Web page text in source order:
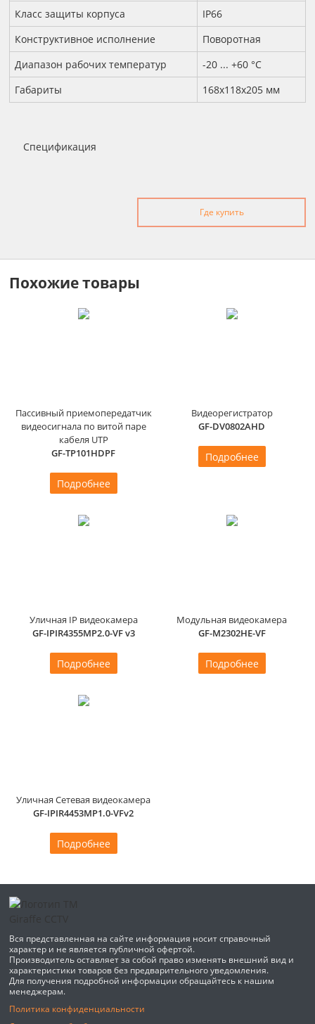
Класс защиты корпуса
IP66
Конструктивное исполнение
Поворотная
Диапазон рабочих температур
-20 ... +60 °С
Габариты
168х118х205 мм
Спецификация
Где купить
Похожие товары
Пассивный приемопередатчик
видеосигнала по витой паре
кабеля UTP
GF-TP101HDPF
Подробнее
Видеорегистратор
GF-DV0802AHD
Подробнее
Уличная IP видеокамера
GF-IPIR4355MP2.0-VF v3
Подробнее
Модульная видеокамера
GF-M2302HE-VF
Подробнее
Уличная Сетевая видеокамера
GF-IPIR4453MP1.0-VFv2
Подробнее
Вся представленная на сайте информация носит справочный
характер и не является публичной офертой.
Производитель оставляет за собой право изменять внешний вид и
характеристики товаров без предварительного уведомления.
Для получения подробной информации обращайтесь к нашим
менеджерам.
Политика конфиденциальности